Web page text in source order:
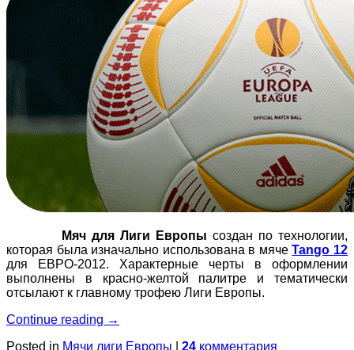
Мяч для Лиги Европы создан по технологии,
которая была изначально использована в мячеTango 12
для ЕВРО-2012. Характерные черты в оформлении
выполнены в красно-желтой палитре и тематически
отсылают к главному трофею Лиги Европы.
Continue reading →
Posted in Мячи лиги Европы 24 комментария